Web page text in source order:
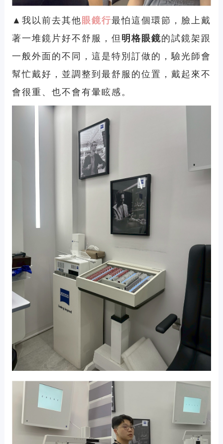
▲我以前去其他眼鏡行最怕這個環節，臉上戴
著一堆鏡片好不舒服，但 明格眼鏡的試鏡架跟
一般外面的不同，這是特別訂做的，驗光師會
幫忙戴好，並調整到最舒服的位置，戴起來不
會很重、也不會有暈眩感。